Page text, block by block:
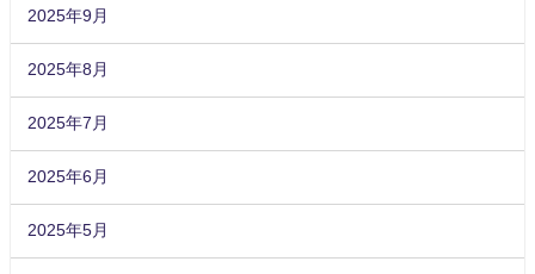
2025年9月
2025年8月
2025年7月
2025年6月
2025年5月